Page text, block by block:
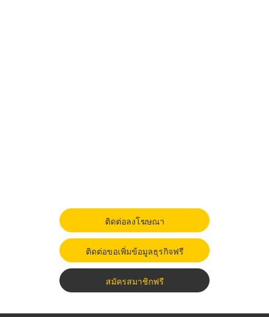
ติดต่อลงโฆษณา
ติดต่อขอเพิ่มข้อมูลธุรกิจฟรี
สมัครสมาชิกฟรี